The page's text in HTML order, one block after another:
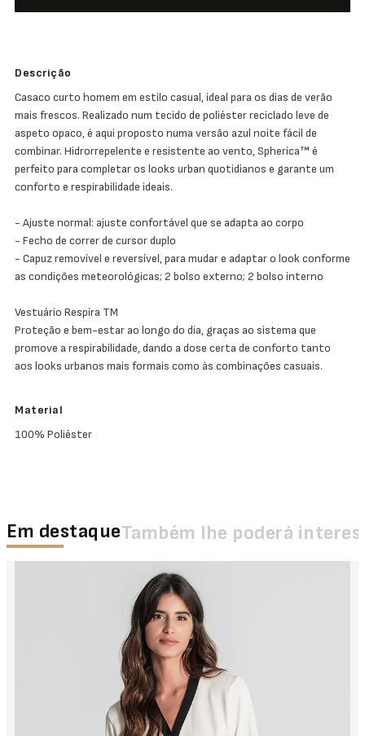
Descrição
Casaco curto homem em estilo casual, ideal para os dias de verão
mais frescos. Realizado num tecido de poliéster reciclado leve de
aspeto opaco, é aqui proposto numa versão azul noite fácil de
combinar. Hidrorrepelente e resistente ao vento, Spherica™ é
perfeito para completar os looks urban quotidianos e garante um
conforto e respirabilidade ideais.
- Ajuste normal: ajuste confortável que se adapta ao corpo
- Fecho de correr de cursor duplo
- Capuz removível e reversível, para mudar e adaptar o look conforme
as condições meteorológicas; 2 bolso externo; 2 bolso interno
Vestuário Respira TM
Proteção e bem-estar ao longo do dia, graças ao sistema que
promove a respirabilidade, dando a dose certa de conforto tanto
aos looks urbanos mais formais como às combinações casuais.
Material
100% Poliéster
Em destaqueTambém lhe poderá